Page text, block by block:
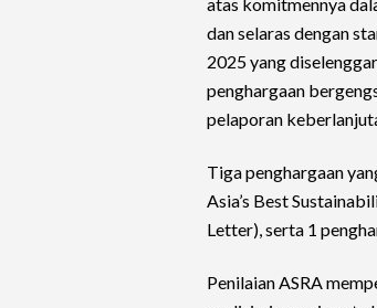
dan selaras dengan
2025 yang
penghargaan
pelaporan
Tiga penghargaan
Asia’s Best
Letter), serta 1
Penilaian ASRA